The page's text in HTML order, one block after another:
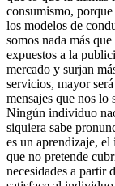
consumismo,
los modelos de
somos nada más
expuestos a la
mercado y surjan
servicios, mayor
mensajes que nos lo
Ningún individuo
siquiera sabe
es un aprendizaje, el
que no pretende
necesidades a partir